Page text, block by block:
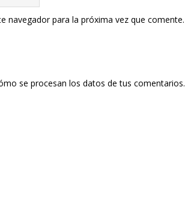
navegador para la próxima vez que comente.
se procesan los datos de tus comentarios.